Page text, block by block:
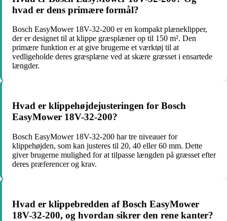
hvad er dens primære formål?
Bosch EasyMower 18V-32-200 er en kompakt plæneklipper,
der er designet til at klippe græsplæner op til 150 m². Den
primære funktion er at give brugerne et værktøj til at
vedligeholde deres græsplæne ved at skære græsset i ensartede
længder.
Hvad er klippehøjdejusteringen for Bosch
EasyMower 18V-32-200?
Bosch EasyMower 18V-32-200 har tre niveauer for
klippehøjden, som kan justeres til 20, 40 eller 60 mm. Dette
giver brugerne mulighed for at tilpasse længden på græsset efter
deres præferencer og krav.
Hvad er klippebredden af Bosch EasyMower
18V-32-200, og hvordan sikrer den rene kanter?